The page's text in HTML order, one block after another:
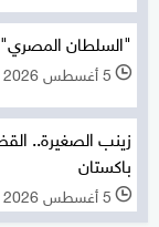
"السلطان
l 5 أغسطس 2026
زينب الصغيرة..
باكستان
l 5 أغسطس 2026